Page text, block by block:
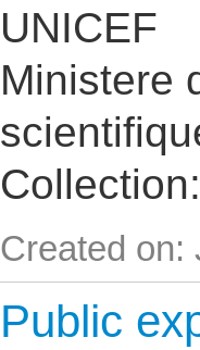
UNICEF
Ministere
Collection:
Created on:
Public